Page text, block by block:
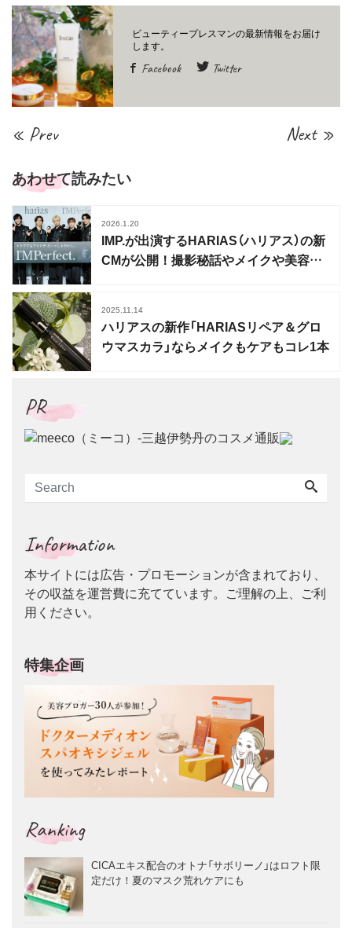
Facebook Twitter
« Prev Next »
あわせて読みたい
2026.1.20
IMP.が出演するHARIAS（ハリアス）の新
CMが公開！撮影秘話やメイクや美容の
2025.11.14
ハリアスの新作「HARIASリペア＆グロ
ウマスカラ」ならメイクもケアもコレ1本
PR
Information
本サイトには広告・プロモーションが含まれており、
その収益を運営費に充てています。ご理解の上、ご利
用ください。
特集企画
Ranking
CICAエキス配合のオトナ「サボリーノ」はロフト限
定だけ！夏のマスク荒れケアにも